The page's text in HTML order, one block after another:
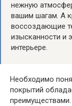
нежную
вашим шагам. А
воссоздающие
изысканности и
интерьере.
Необходимо
покрытий